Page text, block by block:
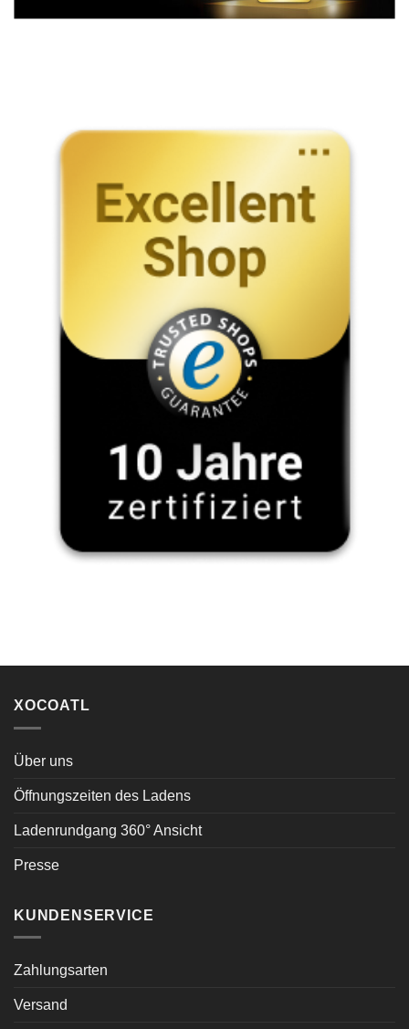
XOCOATL
Über uns
Öffnungszeiten des Ladens
Ladenrundgang 360° Ansicht
Presse
KUNDENSERVICE
Zahlungsarten
Versand